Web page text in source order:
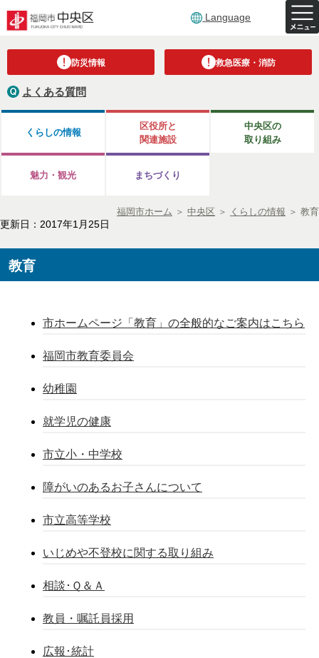
Language
防災情報 救急医療・消防
よくある質問
くらしの情報
区役所と
関連施設
中央区の
取り組み
魅力・観光 まちづくり
福岡市ホーム ＞ 中央区 ＞ くらしの情報 ＞ 教育
更新日：2017年1月25日
教育
市ホームページ「教育」の全般的なご案内はこちら
福岡市教育委員会
幼稚園
就学児の健康
市立小・中学校
障がいのあるお子さんについて
市立高等学校
いじめや不登校に関する取り組み
相談･Ｑ＆Ａ
教員・嘱託員採用
広報･統計